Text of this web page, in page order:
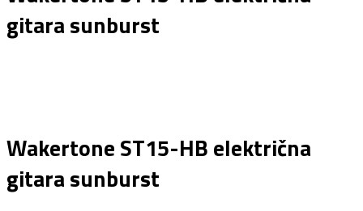
gitara sunburst
Wakertone ST15-HB električna
gitara sunburst